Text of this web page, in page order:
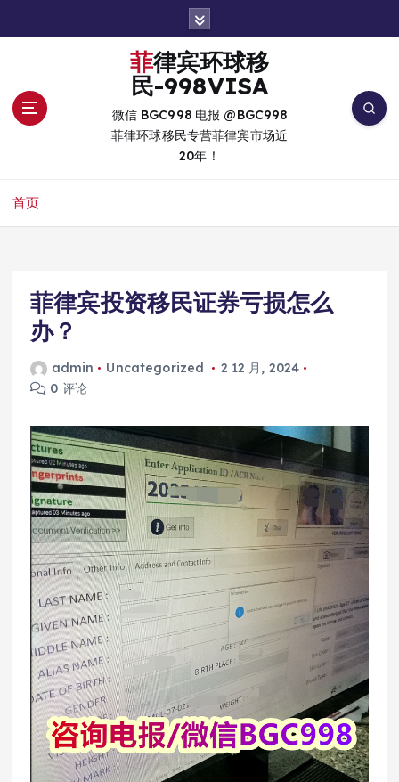
菲律宾环球移
民-998VISA
微信 BGC998 电报 @BGC998
菲律环球移民专营菲律宾市场近
20年！
首页
菲律宾投资移民证券亏损怎么
办？
admin Uncategorized
2 12 月, 2024
0 评论